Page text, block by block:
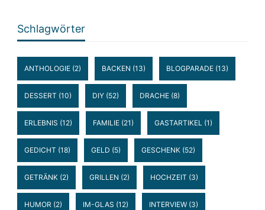
Schlagwörter
ANTHOLOGIE(2) BACKEN (13) BLOGPARADE(13)
DESSERT (10) DIY(52) DRACHE(8)
ERLEBNIS (12) FAMILIE(21) GASTARTIKEL(1)
GEDICHT (18) GELD (5) GESCHENK(52)
GETRÄNK(2) GRILLEN (2) HOCHZEIT (3)
HUMOR (2) IM-GLAS (12) INTERVIEW(3)